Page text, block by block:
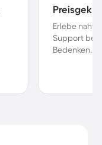
Erlebe
Support bei
Bedenken.